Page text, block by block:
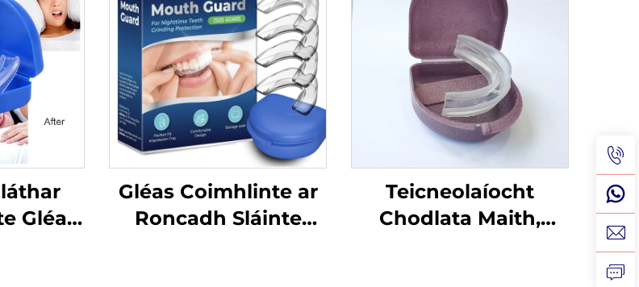
Gléas
Gléas Coimhlinte ar
Roncadh Sláinte
Teicneolaíocht
Chodlata Maith,